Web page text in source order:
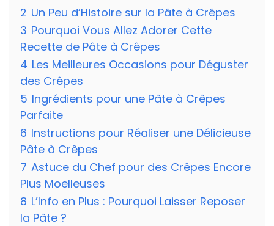
2 Un Peu d’Histoire sur la Pâte à Crêpes
3 Pourquoi Vous Allez Adorer Cette
Recette de Pâte à Crêpes
4 Les Meilleures Occasions pour Déguster
des Crêpes
5 Ingrédients pour une Pâte à Crêpes
Parfaite
6 Instructions pour Réaliser une Délicieuse
Pâte à Crêpes
7 Astuce du Chef pour des Crêpes Encore
Plus Moelleuses
8 L’Info en Plus : Pourquoi Laisser Reposer
la Pâte ?